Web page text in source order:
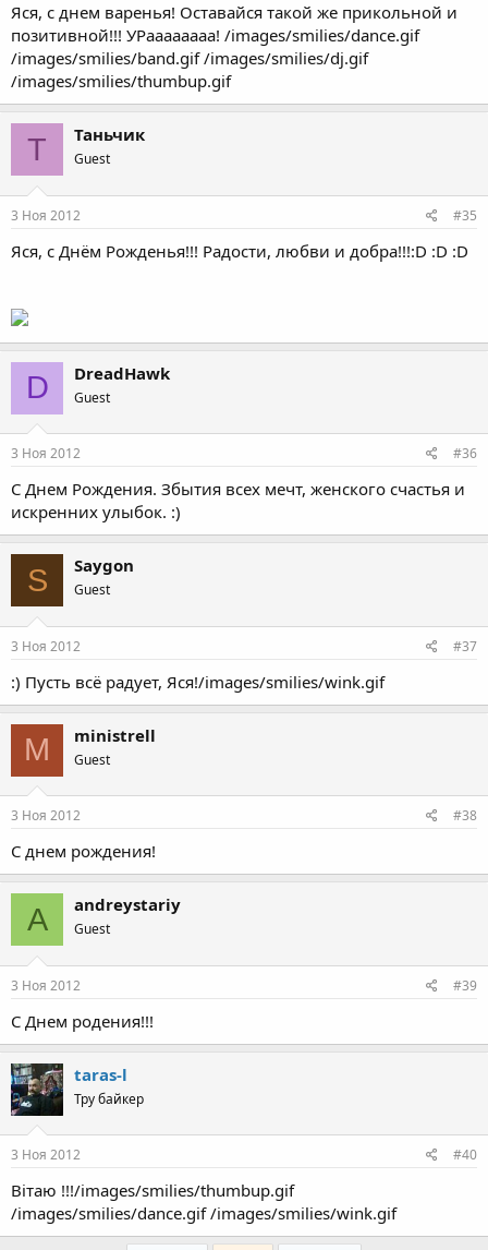
Яся, с днем варенья! Оставайся такой же прикольной и
позитивной!!! УРаааааааа! /images/smilies/dance.gif
/images/smilies/band.gif /images/smilies/dj.gif
/images/smilies/thumbup.gif
Т Таньчик
Guest
3 Ноя 2012 #35
Яся, с Днём Рожденья!!! Радости, любви и добра!!!:D :D :D
D DreadHawk
Guest
3 Ноя 2012 #36
С Днем Рождения. Збытия всех мечт, женского счастья и
искренних улыбок. :)
S Saygon
Guest
3 Ноя 2012 #37
:) Пусть всё радует, Яся!/images/smilies/wink.gif
M ministrell
Guest
3 Ноя 2012 #38
С днем рождения!
A andreystariy
Guest
3 Ноя 2012 #39
С Днем родения!!!
taras-l
Тру байкер
3 Ноя 2012 #40
Вітаю !!!/images/smilies/thumbup.gif
/images/smilies/dance.gif /images/smilies/wink.gif